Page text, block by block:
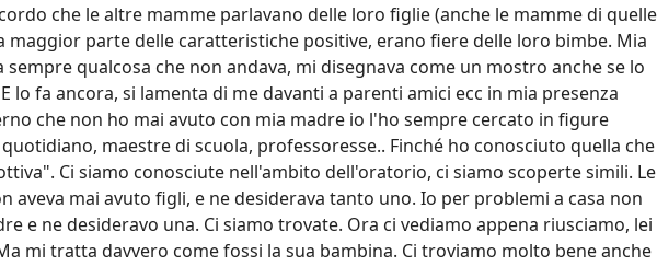
che le altre mamme parlavano delle loro figlie (anche le mamme di quelle
maggior parte delle caratteristiche positive, erano fiere delle loro bimbe. Mia
sempre qualcosa che non andava, mi disegnava come un mostro anche se lo
lo fa ancora, si lamenta di me davanti a parenti amici ecc in mia presenza
che non ho mai avuto con mia madre io l'ho sempre cercato in figure
maestre di scuola, professoresse.. Finché ho conosciuto quella che
Ci siamo conosciute nell'ambito dell'oratorio, ci siamo scoperte simili.
aveva mai avuto figli, e ne desiderava tanto uno. Io per problemi a casa non
e ne desideravo una. Ci siamo trovate. Ora ci vediamo appena riusciamo, lei
mi tratta davvero come fossi la sua bambina. Ci troviamo molto bene anche